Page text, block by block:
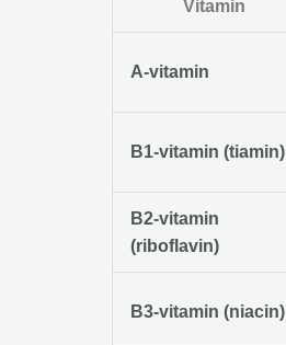
Vitamin
A-vitamin
B1-vitamin (tiamin)
B2-vitamin
(riboflavin)
B3-vitamin (niacin)